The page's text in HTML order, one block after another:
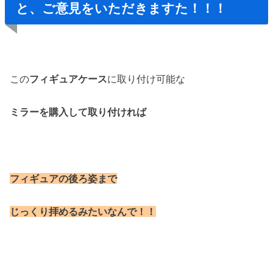
と、ご意見をいただきますた！！！
このフィギュアケースに取り付け可能な
ミラーを購入して取り付ければ
フィギュアの後ろ姿まで
じっくり拝めるみたいなんで！！